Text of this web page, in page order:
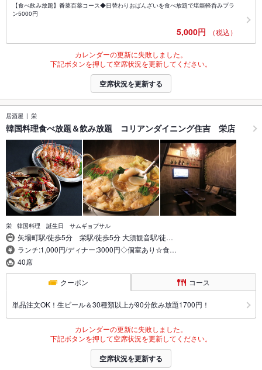
【食べ飲み放題】番菜百薬コース◆日替わりおばんざいを食べ放題で堪能軽呑みプラ
ン5000円
5,000円 （税込）
カレンダーの更新に失敗しました。
下記ボタンを押して空席状況を更新してください。
空席状況を更新する
居酒屋 栄
韓国料理食べ放題＆飲み放題 コリアンダイニング住吉 栄店
栄 韓国料理 誕生日 サムギョプサル
矢場町駅/徒歩5分 栄駅/徒歩5分 大須観音駅/徒…
ランチ:1,000円/ディナー:3000円◇個室あり☆食…
40席
クーポン コース
単品注文OK！生ビール＆30種類以上が90分飲み放題1700円！
カレンダーの更新に失敗しました。
下記ボタンを押して空席状況を更新してください。
空席状況を更新する